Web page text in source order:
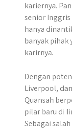
kariernya.
senior
hanya
banyak pihak
karirnya.
Dengan
Liverpool,
Quansah
pilar baru di
Sebagai